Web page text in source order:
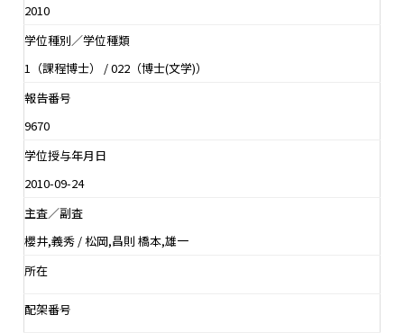
2010
学位種別／学位種類
1（課程博士） / 022（博士(文学)）
報告番号
9670
学位授与年月日
2010-09-24
主査／副査
櫻井,義秀 / 松岡,昌則 橋本,雄一
所在
配架番号